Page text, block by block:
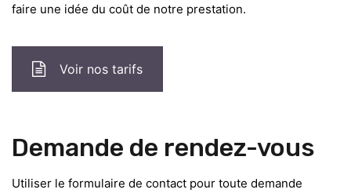
faire une idée du coût de notre prestation.
Voir nos tarifs
Demande de rendez-vous
Utiliser le formulaire de contact pour toute demande